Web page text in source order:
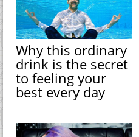
Why this ordinary
drink is the secret
to feeling your
best every day